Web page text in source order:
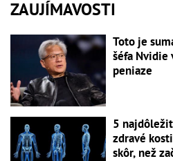
ZAUJÍMAVOSTI
Toto je
šéfa
peniaze
5
zdravé
skôr, než